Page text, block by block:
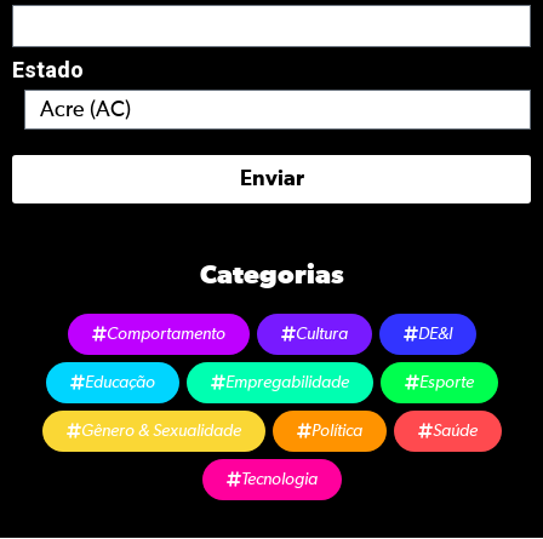
Estado
Enviar
Categorias
Comportamento Cultura DE&I
Educação Empregabilidade Esporte
Gênero & Sexualidade Política Saúde
Tecnologia